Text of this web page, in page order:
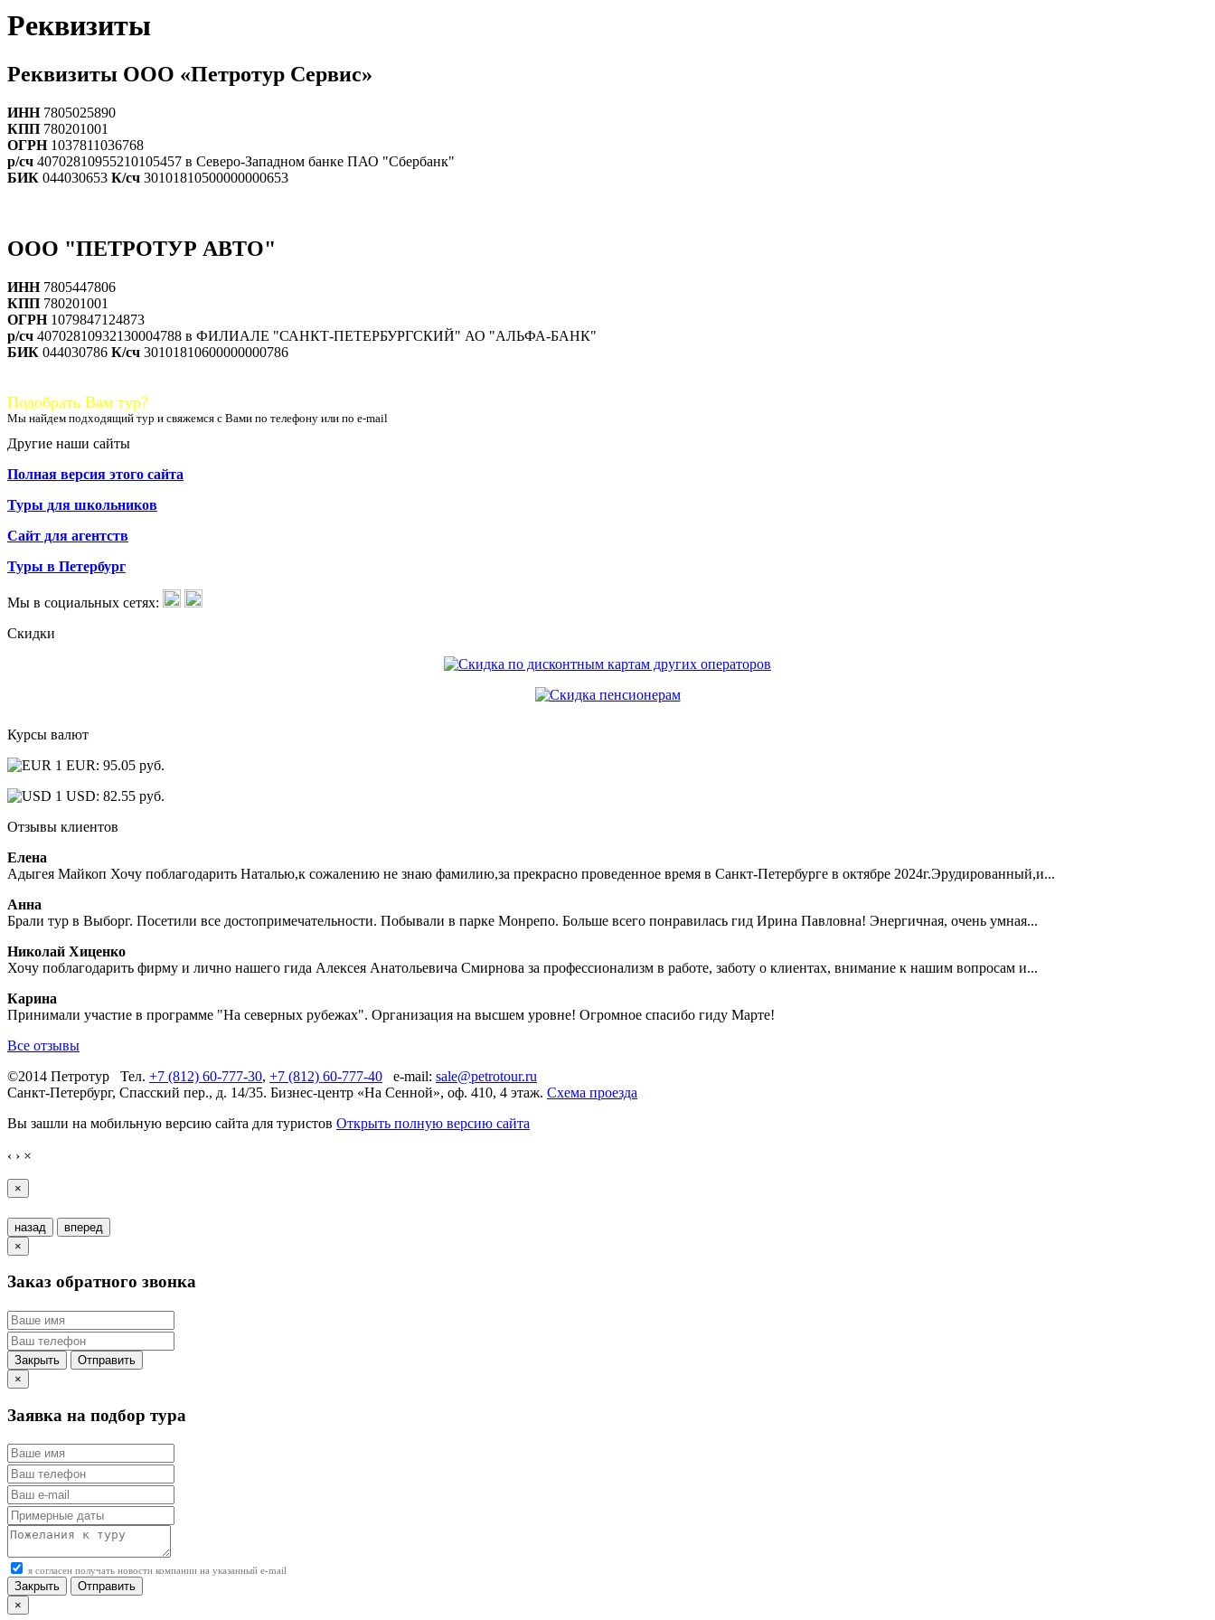
Реквизиты
Реквизиты ООО «Петротур Сервис»
ИНН 7805025890
КПП 780201001
ОГРН 1037811036768
р/сч 40702810955210105457 в Северо-Западном банке ПАО "Сбербанк"
БИК 044030653 К/сч 30101810500000000653
ООО "ПЕТРОТУР АВТО"
ИНН 7805447806
КПП 780201001
ОГРН 1079847124873
р/сч 40702810932130004788 в ФИЛИАЛЕ "САНКТ-ПЕТЕРБУРГСКИЙ" АО "АЛЬФА-БАНК"
БИК 044030786 К/сч 30101810600000000786
Подобрать Вам тур?
Мы найдем подходящий тур и свяжемся с Вами по телефону или по e-mail
Другие наши сайты
Полная версия этого сайта
Туры для школьников
Сайт для агентств
Туры в Петербург
Мы в социальных сетях:
Скидки
Курсы валют
1 EUR: 95.05 руб.
1 USD: 82.55 руб.
Отзывы клиентов
Елена
Адыгея Майкоп Хочу поблагодарить Наталью,к сожалению не знаю фамилию,за прекрасно проведенное время в Санкт-Петербурге в октябре 2024г.Эрудированный,и...
Анна
Брали тур в Выборг. Посетили все достопримечательности. Побывали в парке Монрепо. Больше всего понравилась гид Ирина Павловна! Энергичная, очень умная...
Николай Хиценко
Хочу поблагодарить фирму и лично нашего гида Алексея Анатольевича Смирнова за профессионализм в работе, заботу о клиентах, внимание к нашим вопросам и...
Карина
Принимали участие в программе "На северных рубежах". Организация на высшем уровне! Огромное спасибо гиду Марте!
Все отзывы
©2014 Петротур Тел. +7 (812) 60-777-30, +7 (812) 60-777-40 e-mail: sale@petrotour.ru
Санкт-Петербург, Cпасский пер., д. 14/35. Бизнес-центр «На Сенной», оф. 410, 4 этаж. Схема проезда
Вы зашли на мобильную версию сайта для туристов Открыть полную версию сайта
‹ › ×
×
назад
вперед
×
Заказ обратного звонка
Закрыть
Отправить
×
Заявка на подбор тура
я согласен получать новости компании на указанный e-mail
Закрыть
Отправить
×